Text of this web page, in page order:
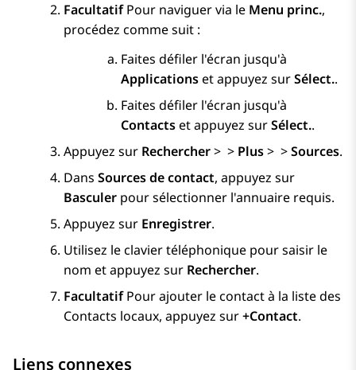
FacultatifPour naviguer via le Menu princ.,
procédez comme suit :
Faites défiler l'écran jusqu'à
Applicationset appuyez surSélect..
Faites défiler l'écran jusqu'à
Contactset appuyez surSélect..
Appuyez sur Rechercher> > Plus> >Sources.
Dans Sources de contact, appuyez sur
Basculer pour sélectionner l'annuaire requis.
Appuyez sur Enregistrer.
Utilisez le clavier téléphonique pour saisir le
nom et appuyez sur Rechercher.
FacultatifPour ajouter le contact à la liste des
Contacts locaux, appuyez sur+Contact.
Liens connexes